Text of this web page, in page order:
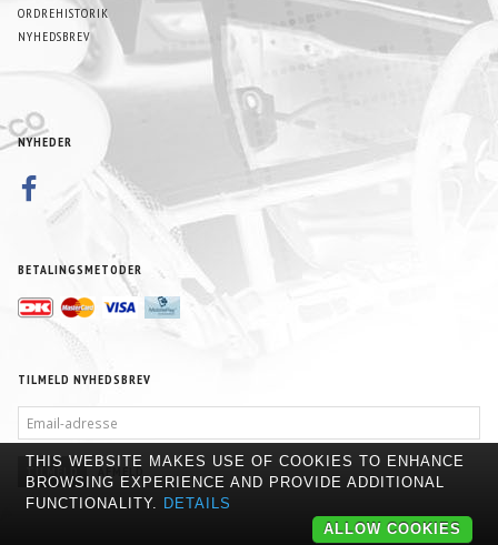
ORDREHISTORIK
NYHEDSBREV
NYHEDER
BETALINGSMETODER
TILMELD NYHEDSBREV
ADRESSE
TILMELD AFMELD
THIS WEBSITE MAKES USE OF COOKIES TO ENHANCE
BROWSING EXPERIENCE AND PROVIDE ADDITIONAL
FUNCTIONALITY. DETAILS
ALLOW COOKIES